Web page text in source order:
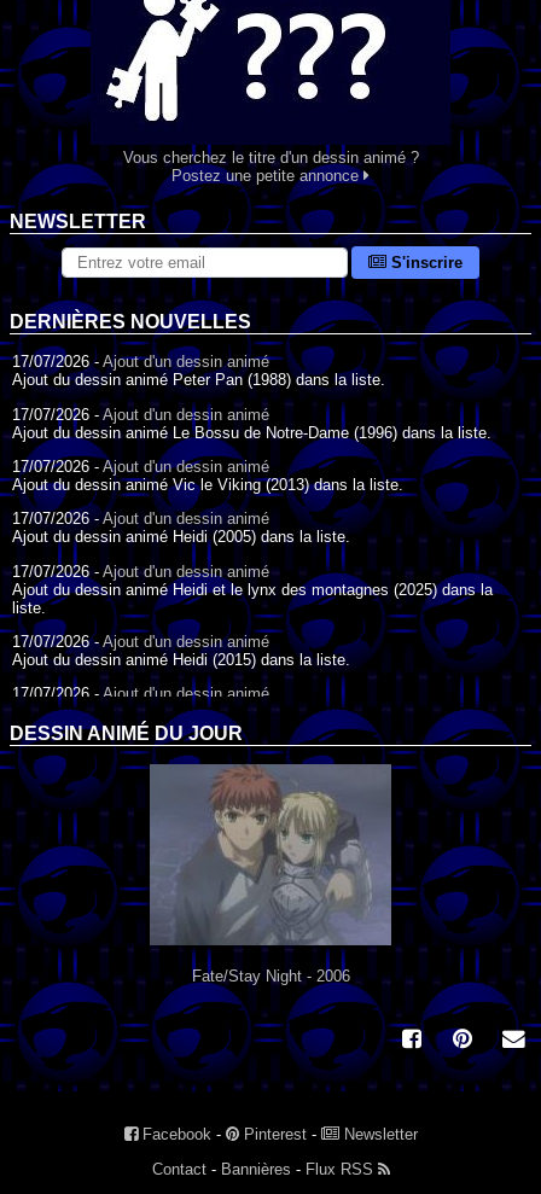
Vous cherchez le titre d'un dessin animé ?
Postez une petite annonce
NEWSLETTER
S'inscrire
DERNIÈRES NOUVELLES
17/07/2026 - Ajout d'un dessin animé
Ajout du dessin animé Peter Pan (1988) dans la liste.
17/07/2026 - Ajout d'un dessin animé
Ajout du dessin animé Le Bossu de Notre-Dame (1996) dans la liste.
17/07/2026 - Ajout d'un dessin animé
Ajout du dessin animé Vic le Viking (2013) dans la liste.
17/07/2026 -Ajout d'un dessin animé
Ajout du dessin animé Heidi (2005) dans la liste.
17/07/2026 -Ajout d'un dessin animé
Ajout du dessin animé Heidi et le lynx des montagnes (2025) dans la
liste.
17/07/2026 -Ajout d'un dessin animé
Ajout du dessin animé Heidi (2015) dans la liste.
17/07/2026 - Ajout d'un dessin animé
Ajout du dessin animé Heidi (1995) dans la liste.
09/07/2026 -Ajout d'un dessin animé
Ajout du dessin animé Genki l'Aventurier de la Chance (2006) dans la
liste.
04/07/2026 -Ajout d'un dessin animé
Ajout du dessin animé Vilain Petit Canard (2000) dans la liste.
04/07/2026 -Ajout d'un dessin animé
Ajout du dessin animé Le Noël du vilain petit canard (2003) dans la liste.
DESSIN ANIMÉ DU JOUR
Fate/Stay Night - 2006
Facebook- Pinterest-
Newsletter
Contact- Bannières - Flux RSS